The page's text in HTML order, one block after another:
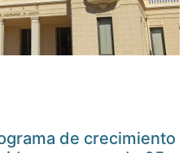
de crecimiento